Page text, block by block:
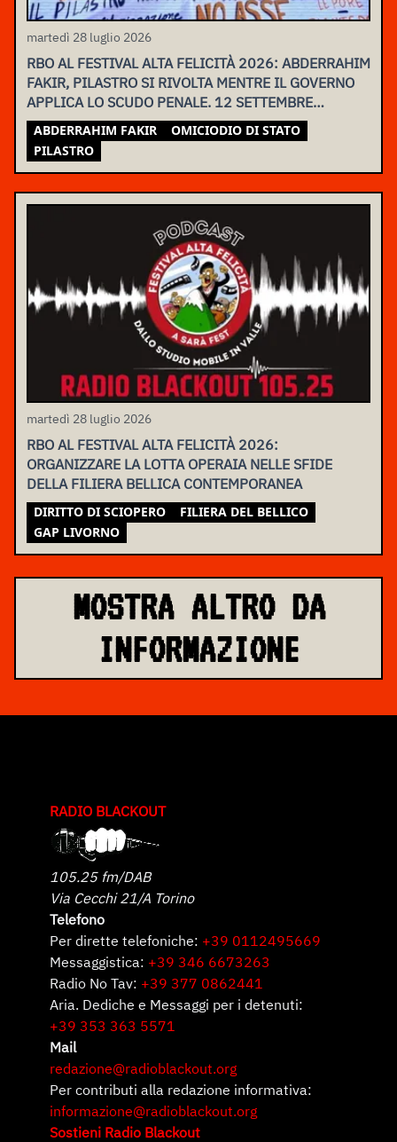
martedì 28 luglio 2026
RBO AL FESTIVAL ALTA FELICITÀ 2026: ABDERRAHIM
FAKIR, PILASTRO SI RIVOLTA MENTRE IL GOVERNO
APPLICA LO SCUDO PENALE. 12 SETTEMBRE
ASSEMBLEA NAZIONALE
ABDERRAHIM FAKIR
OMICIODIO DI STATO
PILASTRO
martedì 28 luglio 2026
RBO AL FESTIVAL ALTA FELICITÀ 2026:
ORGANIZZARE LA LOTTA OPERAIA NELLE SFIDE
DELLA FILIERA BELLICA CONTEMPORANEA
DIRITTO DI SCIOPERO
FILIERA DEL BELLICO
GAP LIVORNO
MOSTRA ALTRO DA
INFORMAZIONE
RADIO BLACKOUT
105.25 fm/DAB
Via Cecchi 21/A Torino
Telefono
Per dirette telefoniche: +39 0112495669
Messaggistica: +39 346 6673263
Radio No Tav: +39 377 0862441
Aria. Dediche e Messaggi per i detenuti:
+39 353 363 5571
Mail
redazione@radioblackout.org
Per contributi alla redazione informativa:
informazione@radioblackout.org
Sostieni Radio Blackout